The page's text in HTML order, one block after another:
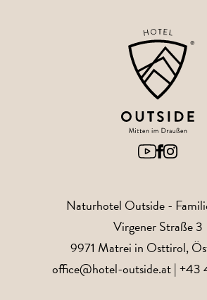
Naturhotel Outside-
Virgener Straße 3
9971 Matrei in Osttirol,
office@hotel-outside.at|+43